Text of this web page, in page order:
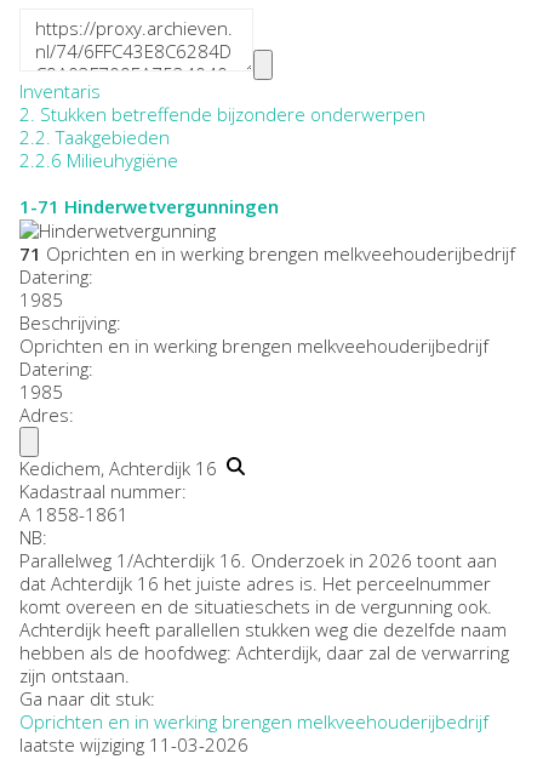
Inventaris
2. Stukken betreffende bijzondere onderwerpen
2.2. Taakgebieden
2.2.6 Milieuhygiëne
1-71 Hinderwetvergunningen
71 Oprichten en in werking brengen melkveehouderijbedrijf
Datering:
1985
Beschrijving:
Oprichten en in werking brengen melkveehouderijbedrijf
Datering:
1985
Adres:
Kedichem, Achterdijk 16
Kadastraal nummer:
A 1858-1861
NB:
Parallelweg 1/Achterdijk 16. Onderzoek in 2026 toont aan
dat Achterdijk 16 het juiste adres is. Het perceelnummer
komt overeen en de situatieschets in de vergunning ook.
Achterdijk heeft parallellen stukken weg die dezelfde naam
hebben als de hoofdweg: Achterdijk, daar zal de verwarring
zijn ontstaan.
Ga naar dit stuk:
Oprichten en in werking brengen melkveehouderijbedrijf
laatste wijziging 11-03-2026